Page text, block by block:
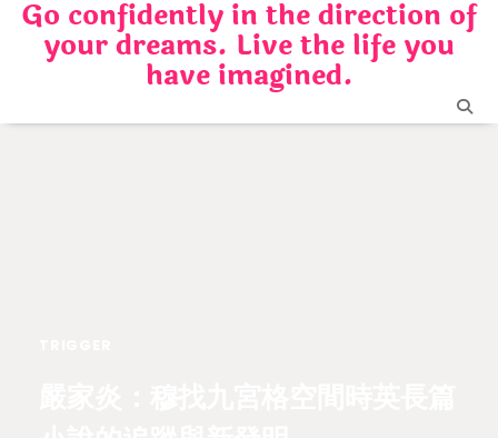
Skip
content
Go confidently in the direction of
your dreams. Live the life you
have imagined.